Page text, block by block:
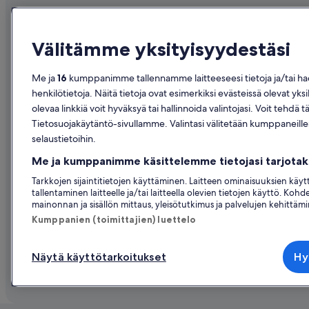
Tietoa yrityksestä
Listaa majoituspaikkasi
Kumppanuudet
Lehdistöhuone
Advertising
Affiliate Marketing
Suomen
Hotellit
Loma-
Kaikki
© 2026 Expedia, Inc., Expedia Groupin
Välitämme yksityisyydestäsi
Me ja16 kumppanimme tallennamme laitteeseesi tietoja ja/tai
henkilötietoja. Näitä tietoja ovat esimerkiksi evästeissä olevat
olevaa linkkiä voit hyväksyä tai hallinnoida valintojasi. Voit tehdä
Tietosuojakäytäntö-sivullamme. Valintasi välitetään
selaustietoihin.
Me ja kumppanimme käsittelemme tietojasi
Tarkkojen sijaintitietojen käyttäminen. Laitteen ominaisuuksien
tallentaminen laitteelle ja/tai laitteella olevien tietojen käyttö.
mainonnan ja sisällön mittaus, yleisötutkimus ja palvelujen
Kumppanien (toimittajien) luettelo
Näytä käyttötarkoitukset